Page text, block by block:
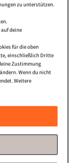
Marshall Herren-
bestickt, Relaxed
)
zu unterstützen.
deine
für die oben
einschließlich Dritte
Zustimmung
Wenn du nicht
Weitere